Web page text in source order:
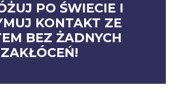
PO ŚWIECIE I
KONTAKT ZE
BEZ ŻADNYCH
ZAKŁÓCEŃ!